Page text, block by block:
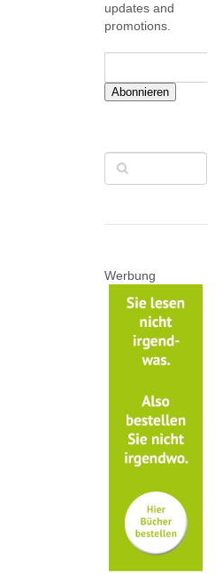
updates and
promotions.
Abonnieren
Werbung